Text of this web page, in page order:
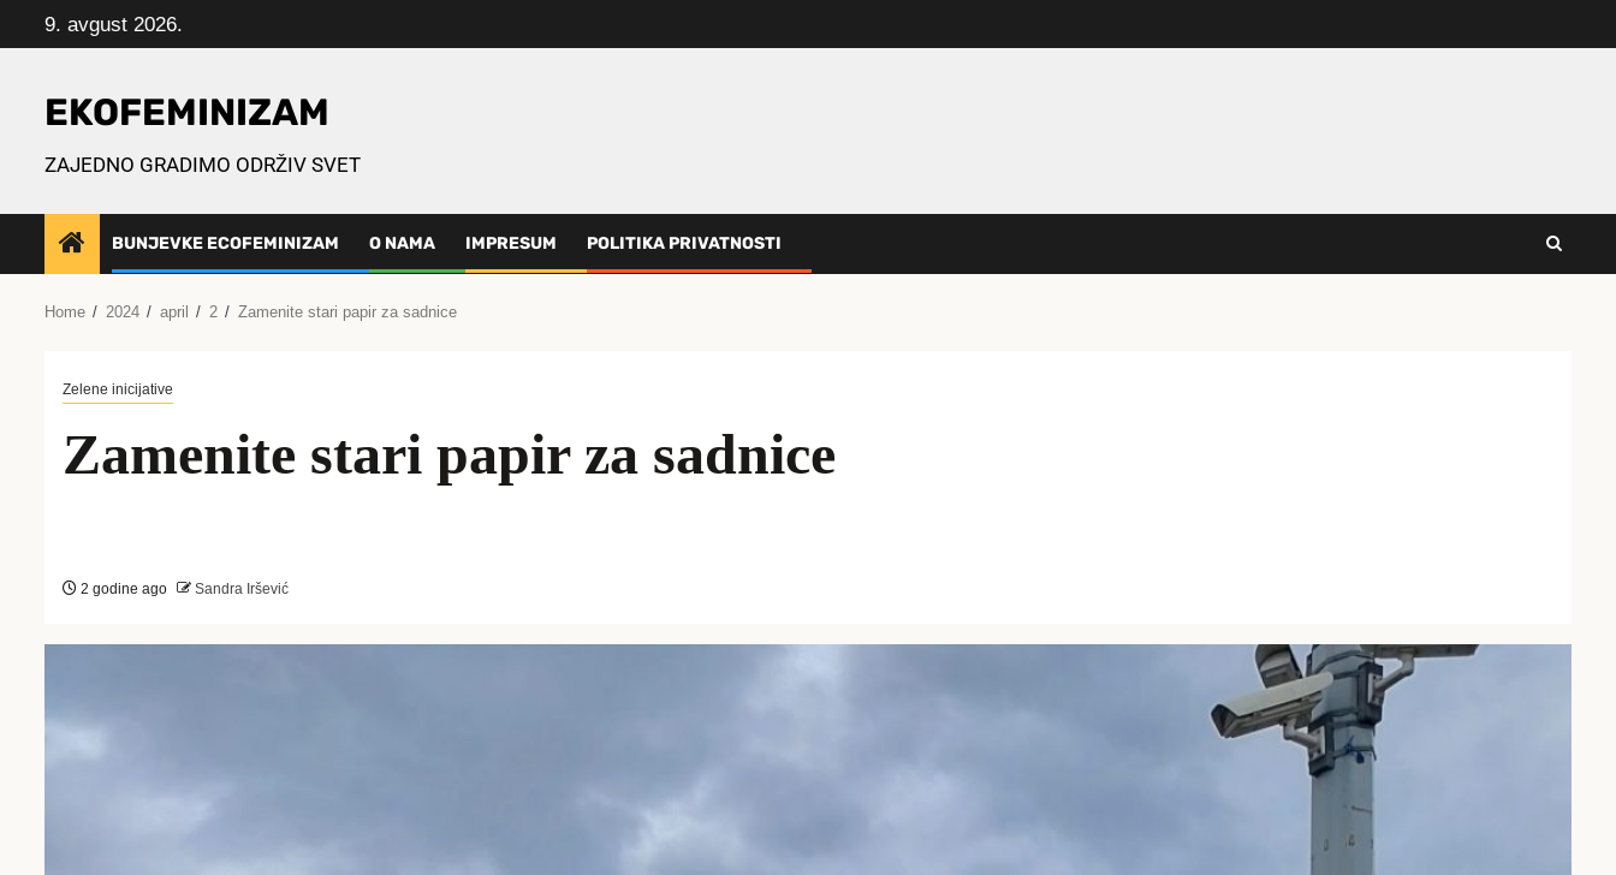
to
9. avgust 2026.
EKOFEMINIZAM
ZAJEDNO GRADIMO ODRŽIV SVET
BUNJEVKE ECOFEMINIZAM O NAMA IMPRESUM POLITIKA PRIVATNOSTI
Home 2024 april 2 Zamenite stari papir za sadnice
Zelene inicijative
Zamenite stari papir za sadnice
2 godine ago Sandra Iršević